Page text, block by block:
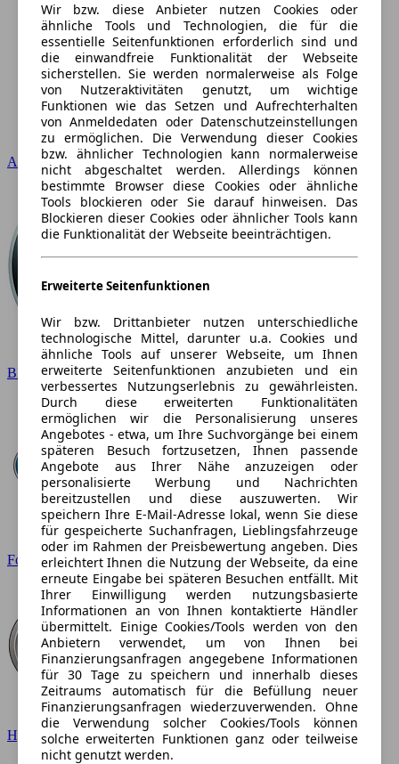
Audi
BMW
Ford
Hyundai
Wir bzw. diese Anbieter nutzen Cookies oder
ähnliche Tools und Technologien, die für die
essentielle Seitenfunktionen erforderlich sind und
die einwandfreie Funktionalität der Webseite
sicherstellen. Sie werden normalerweise als Folge
von Nutzeraktivitäten genutzt, um wichtige
Funktionen wie das Setzen und Aufrechterhalten
von Anmeldedaten oder Datenschutzeinstellungen
zu ermöglichen. Die Verwendung dieser Cookies
bzw. ähnlicher Technologien kann normalerweise
nicht abgeschaltet werden. Allerdings können
bestimmte Browser diese Cookies oder ähnliche
Tools blockieren oder Sie darauf hinweisen. Das
Blockieren dieser Cookies oder ähnlicher Tools kann
die Funktionalität der Webseite beeinträchtigen.
Erweiterte Seitenfunktionen
Wir bzw. Drittanbieter nutzen unterschiedliche
technologische Mittel, darunter u.a. Cookies und
ähnliche Tools auf unserer Webseite, um Ihnen
erweiterte Seitenfunktionen anzubieten und ein
verbessertes Nutzungserlebnis zu gewährleisten.
Durch diese erweiterten Funktionalitäten
ermöglichen wir die Personalisierung unseres
Angebotes - etwa, um Ihre Suchvorgänge bei einem
späteren Besuch fortzusetzen, Ihnen passende
Angebote aus Ihrer Nähe anzuzeigen oder
personalisierte Werbung und Nachrichten
bereitzustellen und diese auszuwerten. Wir
speichern Ihre E-Mail-Adresse lokal, wenn Sie diese
für gespeicherte Suchanfragen, Lieblingsfahrzeuge
oder im Rahmen der Preisbewertung angeben. Dies
erleichtert Ihnen die Nutzung der Webseite, da eine
erneute Eingabe bei späteren Besuchen entfällt. Mit
Ihrer Einwilligung werden nutzungsbasierte
Informationen an von Ihnen kontaktierte Händler
übermittelt. Einige Cookies/Tools werden von den
Anbietern verwendet, um von Ihnen bei
Finanzierungsanfragen angegebene Informationen
für 30 Tage zu speichern und innerhalb dieses
Zeitraums automatisch für die Befüllung neuer
Finanzierungsanfragen wiederzuverwenden. Ohne
die Verwendung solcher Cookies/Tools können
solche erweiterten Funktionen ganz oder teilweise
nicht genutzt werden.